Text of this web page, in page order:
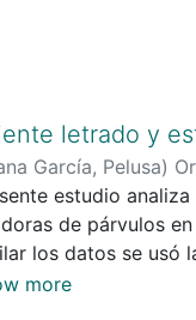
letrado y
García, Pelusa)
estudio
de párvulos
los datos se usó
autoinformes,
more